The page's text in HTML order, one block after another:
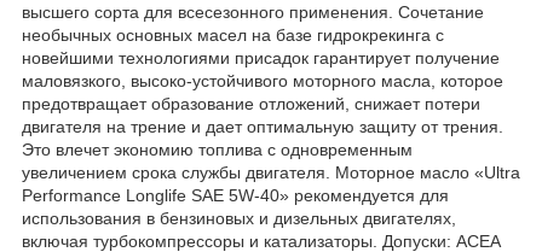
высшего сорта для всесезонного применения. Сочетание
необычных основных масел на базе гидрокрекинга с
новейшими технологиями присадок гарантирует получение
маловязкого, высоко-устойчивого моторного масла, которое
предотвращает образование отложений, снижает потери
двигателя на трение и дает оптимальную защиту от трения.
Это влечет экономию топлива с одновременным
увеличением срока службы двигателя. Моторное масло «Ultra
Performance Longlife SAE 5W-40» рекомендуется для
использования в бензиновых и дизельных двигателях,
включая турбокомпрессоры и катализаторы. Допуски: ACEA